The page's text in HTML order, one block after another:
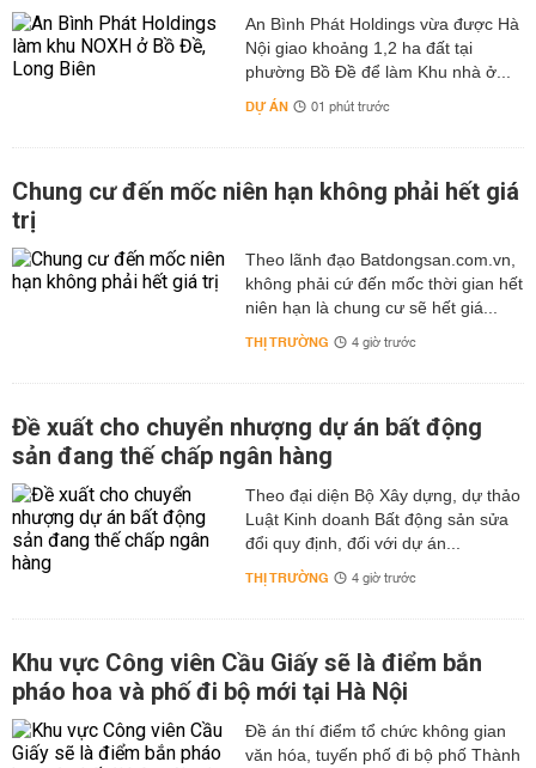
An Bình Phát Holdings vừa được Hà
Nội giao khoảng 1,2 ha đất tại
phường Bồ Đề để làm Khu nhà ở...
DỰ ÁN 01 phút trước
Chung cư đến mốc niên hạn không phải hết giá
trị
Theo lãnh đạo Batdongsan.com.vn,
không phải cứ đến mốc thời gian hết
niên hạn là chung cư sẽ hết giá...
THỊ TRƯỜNG 4 giờ trước
Đề xuất cho chuyển nhượng dự án bất động
sản đang thế chấp ngân hàng
Theo đại diện Bộ Xây dựng, dự thảo
Luật Kinh doanh Bất động sản sửa
đổi quy định, đối với dự án...
THỊ TRƯỜNG 4 giờ trước
Khu vực Công viên Cầu Giấy sẽ là điểm bắn
pháo hoa và phố đi bộ mới tại Hà Nội
Đề án thí điểm tổ chức không gian
văn hóa, tuyến phố đi bộ phố Thành